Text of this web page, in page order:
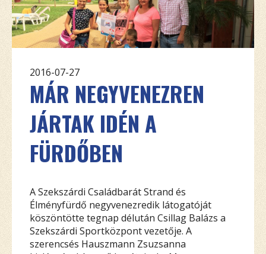
2016-07-27
MÁR NEGYVENEZREN
JÁRTAK IDÉN A
FÜRDŐBEN
A Szekszárdi Családbarát Strand és
Élményfürdő negyvenezredik látogatóját
köszöntötte tegnap délután Csillag Balázs a
Szekszárdi Sportközpont vezetője. A
szerencsés Hauszmann Zsuzsanna